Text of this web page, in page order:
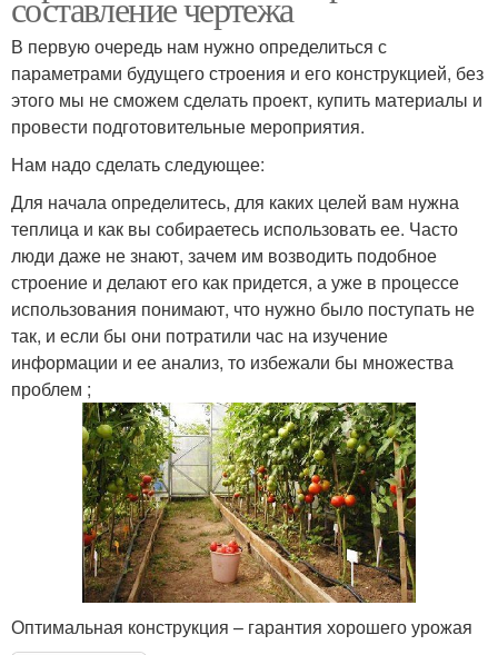
В первую очередь нам нужно определиться с
параметрами будущего строения и его конструкцией, без
этого мы не сможем сделать проект, купить материалы и
провести подготовительные мероприятия.
Нам надо сделать следующее:
Для начала определитесь, для каких целей вам нужна
теплица и как вы собираетесь использовать ее. Часто
люди даже не знают, зачем им возводить подобное
строение и делают его как придется, а уже в процессе
использования понимают, что нужно было поступать не
так, и если бы они потратили час на изучение
информации и ее анализ, то избежали бы множества
проблем ;
Оптимальная конструкция – гарантия хорошего урожая